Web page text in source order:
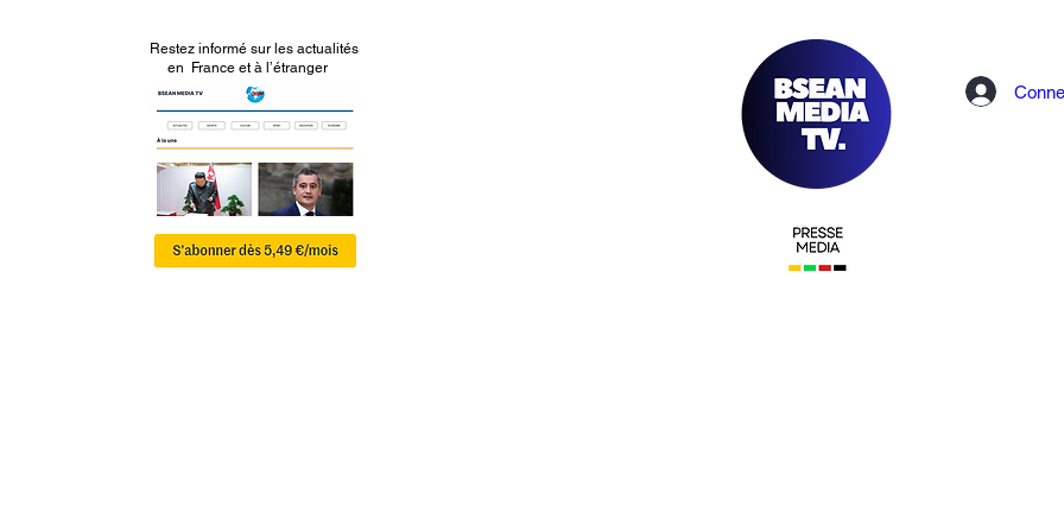
Restez informé sur les actualités
en France et à l’étranger